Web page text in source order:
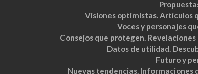
Visiones optimistas. Artículos
Voces y personajes
Consejos que protegen. Revelaciones
Datos de utilidad.
Futuro y
Nuevas tendencias. Informaciones